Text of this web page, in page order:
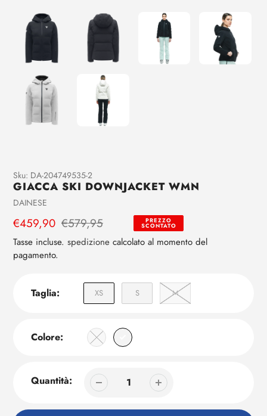
Aggiunta
di
prodotto
tuo
carrello
Sku: DA-204749535-2
GIACCA SKI DOWNJACKET WMN
Venditrice
DAINESE
Prezzo
di
vendita
€459,90
Prezzo
regolare
€579,95 PREZZO
SCONTATO
Tasse incluse. spedizione calcolato al momento del
pagamento.
Taglia: XS S M
Colore:
Quantità: